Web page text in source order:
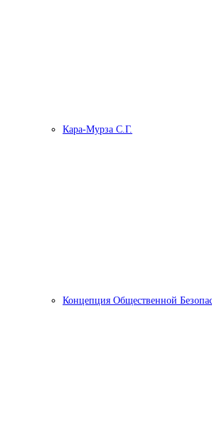
Кара-Мурза С.Г.
Концепция Общественной